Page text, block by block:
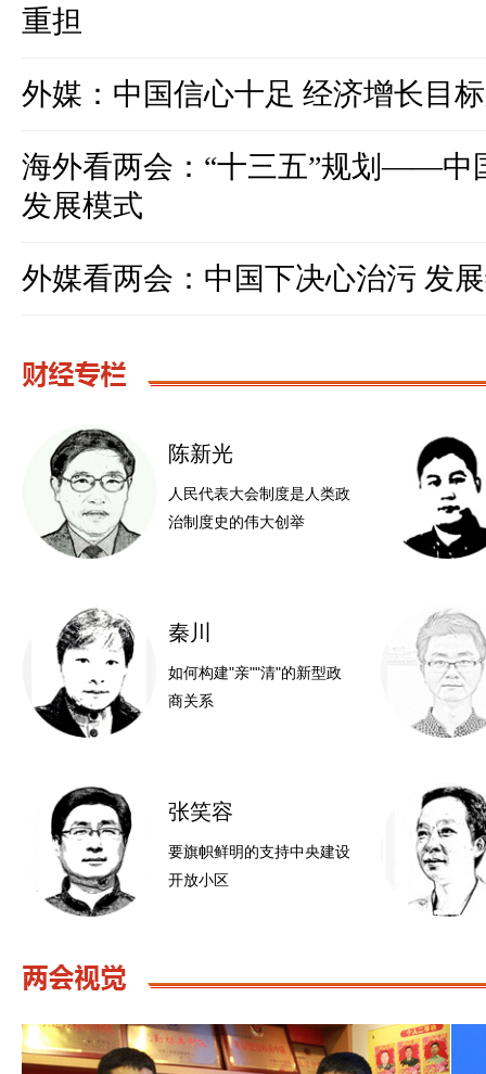
重担
外媒：中国信心十足 经济增长目
海外看两会：“十三五”规划——中
发展模式
外媒看两会：中国下决心治污 发
陈新光
人民代表大会制度是人类政
治制度史的伟大创举
秦川
如何构建"亲""清"的新型政
商关系
张笑容
要旗帜鲜明的支持中央建设
开放小区
两会执勤双胞胎武警